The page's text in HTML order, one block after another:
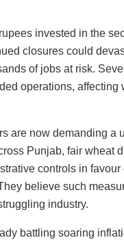
invested in the
closures could
of jobs at risk.
operations, affecting
are now demanding a
Punjab, fair wheat
controls in favour
believe such
industry.
battling soaring